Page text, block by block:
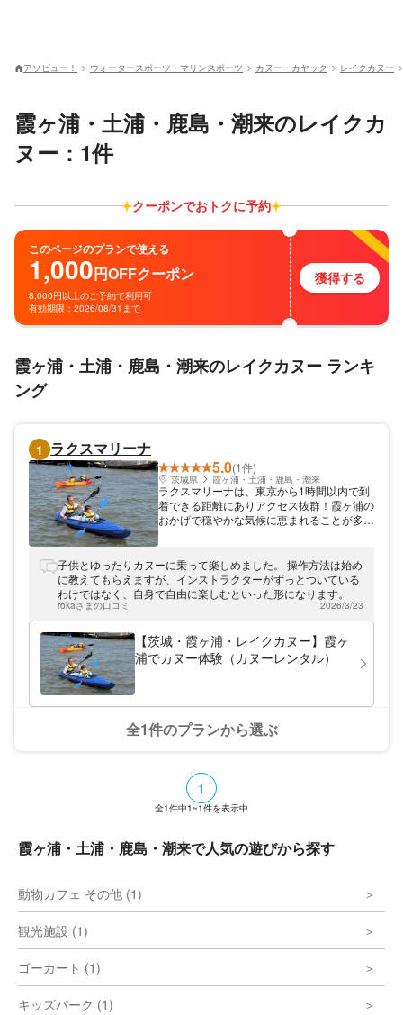
アソビュー！ ウォータースポーツ・マリンスポーツ カヌー・カヤック レイクカヌー
霞ヶ浦・土浦・鹿島・潮来のレイクカ
ヌー：1件
クーポンでおトクに予約
このページのプランで使える
1,000円OFFクーポン
8,000円以上のご予約で利用可
有効期限：2026/08/31まで
獲得する
霞ヶ浦・土浦・鹿島・潮来のレイクカヌー ランキ
ング
1 ラクスマリーナ
5.0(1件)
茨城県 霞ヶ浦・土浦・鹿島・潮来
ラクスマリーナは、東京から1時間以内で到
着できる距離にありアクセス抜群！霞ヶ浦の
おかげで穏やかな気候に恵まれることが多
は温泉も湧出しており、足湯温泉とともに
BBQやキャンプもお楽しみいただけます。
広大で風光明媚な霞ヶ浦を舞台に様々なイベ
ントが催されているので、ぜひご家族やカッ
プルで遊びにきてください！
子供とゆったりカヌーに乗って楽しめました。 操作方法は始め
に教えてもらえますが、インストラクターがずっとついている
わけではなく、自身で自由に楽しむといった形になります。
rokaさまの口コミ 2026/3/23
【茨城・霞ヶ浦・レイクカヌー】霞ヶ
浦でカヌー体験（カヌーレンタル）
全1件のプランから選ぶ
1
全1件中1~1件を表示中
霞ヶ浦・土浦・鹿島・潮来で人気の遊びから探す
動物カフェ その他 (1)
観光施設 (1)
ゴーカート (1)
キッズパーク (1)